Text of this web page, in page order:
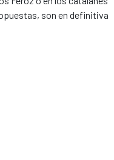
son en definitiva